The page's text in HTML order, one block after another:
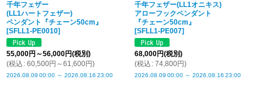
千年フェザー
(LL1ハートフェザー)
ペンダント『チェーン50cm』
[SFLL1-PE0010]
55,000円 ～56,000円(税別)
(税込 : 60,500円 ～61,600円)
2026.08.09 00:00 ～ 2026.08.16 23:00
千年フェザー(LL1オニキス)
アローフックペンダント
『チェーン50cm』
[SFLL1-PE007]
68,000円(税別)
(税込 : 74,800円)
2026.08.09 00:00 ～ 2026.08.16 23:00